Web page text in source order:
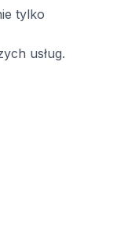
tylko
usług.